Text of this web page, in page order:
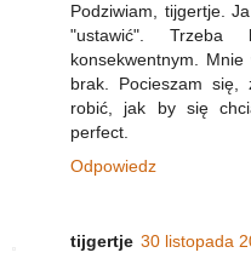
Podziwiam, tijgertje.
"ustawić".
konsekwentnym.
brak. Pocieszam
robić, jak by się
perfect.
Odpowiedz
tijgertje 30 listopada